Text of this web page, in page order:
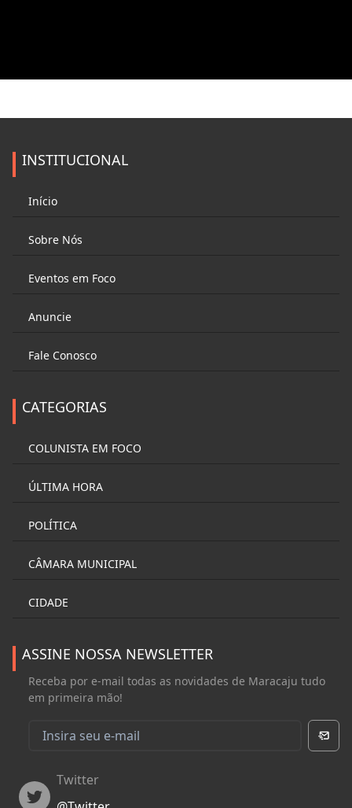
INSTITUCIONAL
Início
Sobre Nós
Eventos em Foco
Anuncie
Fale Conosco
CATEGORIAS
COLUNISTA EM FOCO
ÚLTIMA HORA
POLÍTICA
CÂMARA MUNICIPAL
CIDADE
ASSINE NOSSA NEWSLETTER
Receba por e-mail todas as novidades de Maracaju tudo
em primeira mão!
Twitter
Twitter